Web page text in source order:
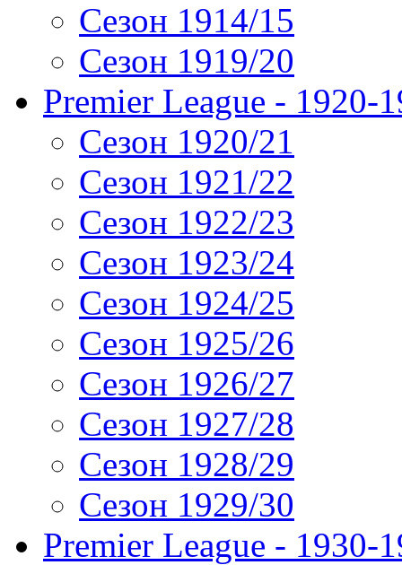
Сезон 1914/15
Сезон 1919/20
Premier League - 1920-
Сезон 1920/21
Сезон 1921/22
Сезон 1922/23
Сезон 1923/24
Сезон 1924/25
Сезон 1925/26
Сезон 1926/27
Сезон 1927/28
Сезон 1928/29
Сезон 1929/30
Premier League - 1930-